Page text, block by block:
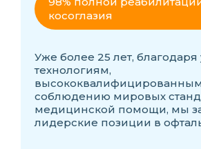
косоглазия
Уже более 25 лет,
технологиям,
соблюдению мировых
медицинской помощи, мы
лидерские позиции в